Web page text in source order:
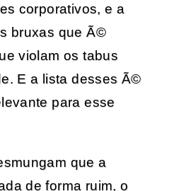
corporativos, e a
bruxas que Ã©
violam os tabus
E a lista desses Ã©
para esse
que a
de forma ruim, o